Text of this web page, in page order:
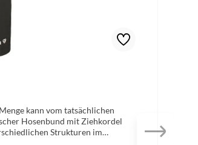
kann vom tatsächlichen
Hosenbund mit Ziehkordel
Strukturen im